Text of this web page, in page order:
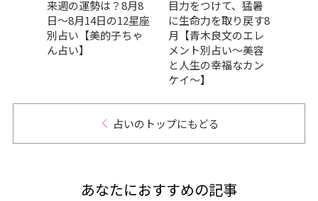
来週の運勢は？8月8
日～8月14日の12星座
別占い【美的子ちゃ
ん占い】
目力をつけて、猛暑
に生命力を取り戻す8
月【青木良文のエレ
メント別占い～美容
と人生の幸福なカン
ケイ～】
占いのトップにもどる
あなたにおすすめの記事